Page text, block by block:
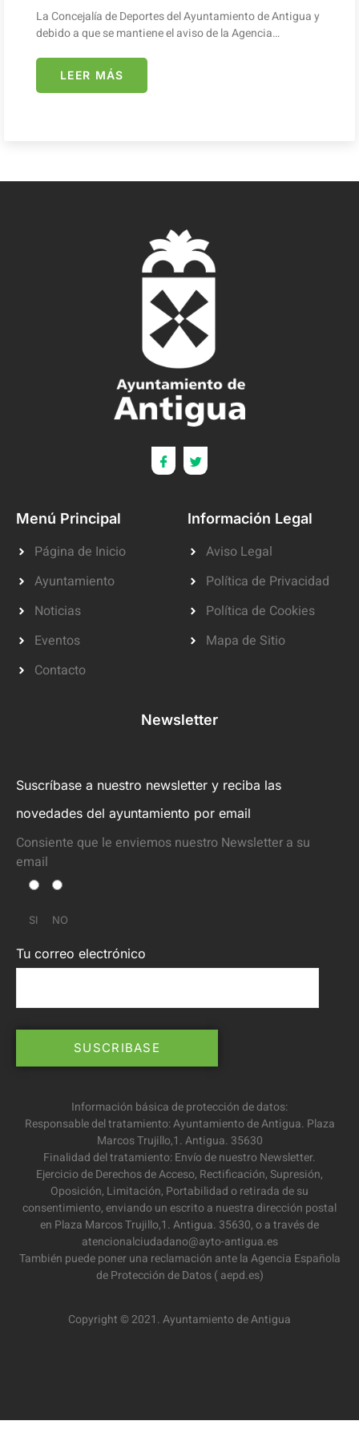
La Concejalía de Deportes del Ayuntamiento de Antigua y
debido a que se mantiene el aviso de la Agencia…
LEER MÁS
Menú Principal
Página de Inicio
Ayuntamiento
Noticias
Eventos
Contacto
Información Legal
Aviso Legal
Política de Privacidad
Política de Cookies
Mapa de Sitio
Newsletter
Suscríbase a nuestro newsletter y reciba las
novedades del ayuntamiento por email
Consiente que le enviemos nuestro Newsletter a su
email
SI NO
Tu correo electrónico
Información básica de protección de datos:
Responsable del tratamiento: Ayuntamiento de Antigua. Plaza
Marcos Trujillo,1. Antigua. 35630
Finalidad del tratamiento: Envío de nuestro Newsletter.
Ejercicio de Derechos de Acceso, Rectificación, Supresión,
Oposición, Limitación, Portabilidad o retirada de su
consentimiento, enviando un escrito a nuestra dirección postal
en Plaza Marcos Trujillo,1. Antigua. 35630, o a través de
atencionalciudadano@ayto-antigua.es
También puede poner una reclamación ante la Agencia Española
de Protección de Datos ( aepd.es)
Copyright © 2021. Ayuntamiento de Antigua